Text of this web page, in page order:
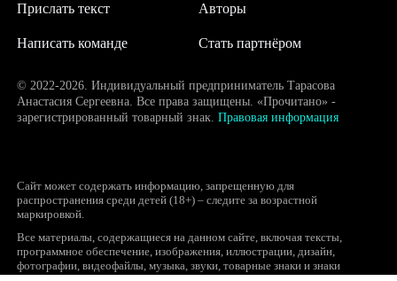
Написать команде
Авторы
Прислать текст
Стать партнёром
© 2022-2026. Индивидуальный предприниматель Тарасова
Анастасия Сергеевна. Все права защищены. «Прочитано» -
зарегистрированный товарный знак. Правовая информация
Сайт может содержать информацию, запрещенную для
распространения среди детей (18+) – следите за возрастной
маркировкой.
Все материалы, содержащиеся на данном сайте, включая тексты,
программное обеспечение, изображения, иллюстрации, дизайн,
фотографии, видеофайлы, музыка, звуки, товарные знаки и знаки